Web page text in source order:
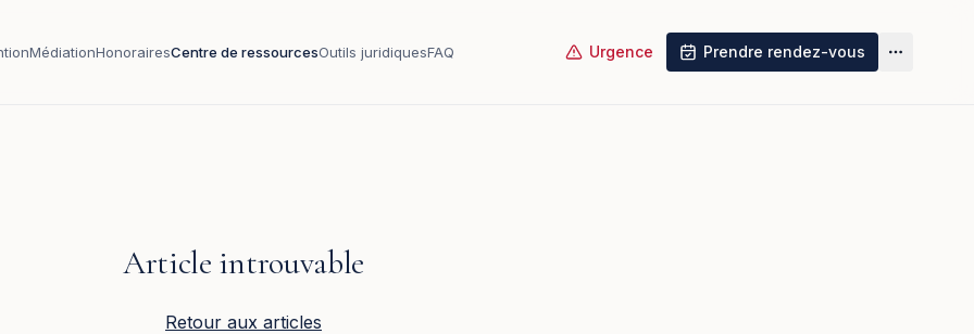
MédiationHonorairesCentre de ressourcesOutils juridiquesFAQ Urgence Prendre rendez-vous
Article introuvable
Retour aux articles